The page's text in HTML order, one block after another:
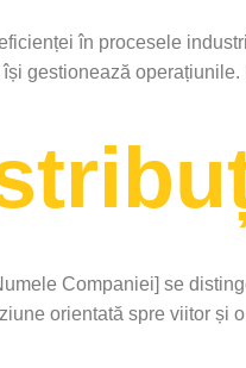
în procesele
gestionează operațiunile.
Companiei] se
orientată spre viitor și